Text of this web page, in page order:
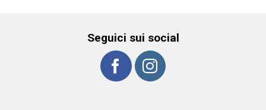
Seguici sui social